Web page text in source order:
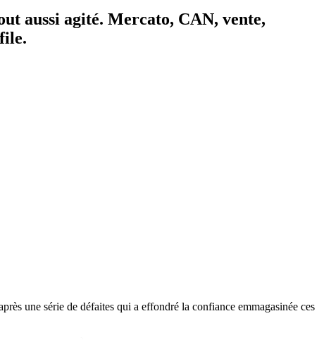
aussi agité. Mercato, CAN, vente,
une série de défaites qui a effondré la confiance emmagasinée ces